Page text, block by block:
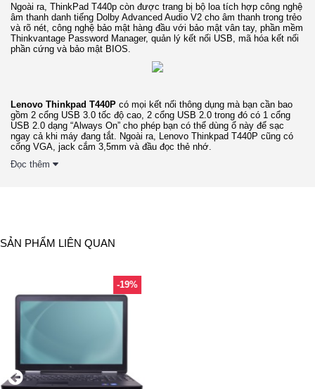
Ngoài ra, ThinkPad T440p còn được trang bị bộ loa tích hợp công nghệ
âm thanh danh tiếng Dolby Advanced Audio V2 cho âm thanh trong trẻo
và rõ nét, công nghệ bảo mật hàng đầu với bảo mật vân tay, phần mềm
Thinkvantage Password Manager, quản lý kết nối USB, mã hóa kết nối
phần cứng và bảo mật BIOS.
Lenovo Thinkpad T440P có mọi kết nối thông dụng mà bạn cần bao
gồm 2 cổng USB 3.0 tốc độ cao, 2 cổng USB 2.0 trong đó có 1 cổng
USB 2.0 dạng “Always On” cho phép bạn có thể dùng ổ này để sạc
ngay cả khi máy đang tắt. Ngoài ra, Lenovo Thinkpad T440P cũng có
cổng VGA, jack cắm 3,5mm và đầu đọc thẻ nhớ.
Đọc thêm
SẢN PHẨM LIÊN QUAN